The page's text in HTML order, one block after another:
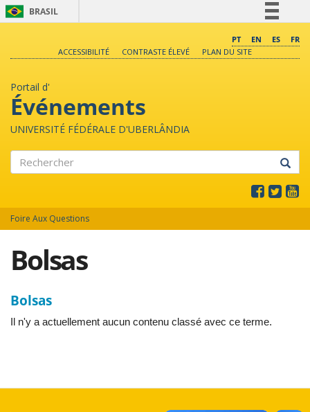
BRASIL
Comunica BR
PT EN ES
FR
ACCESSIBILITÉ
CONTRASTE ÉLEVÉ PLAN DU SITE
Portail d'
Événements
UNIVERSITÉ FÉDÉRALE D'UBERLÂNDIA
Foire Aux Questions
Bolsas
Bolsas
Il n'y a actuellement aucun contenu classé avec ce terme.